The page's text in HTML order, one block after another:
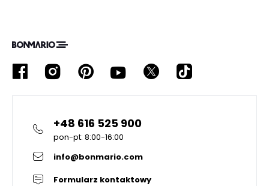
+48 616 525 900
pon-pt: 8:00-16:00
info@bonmario.com
Formularz kontaktowy